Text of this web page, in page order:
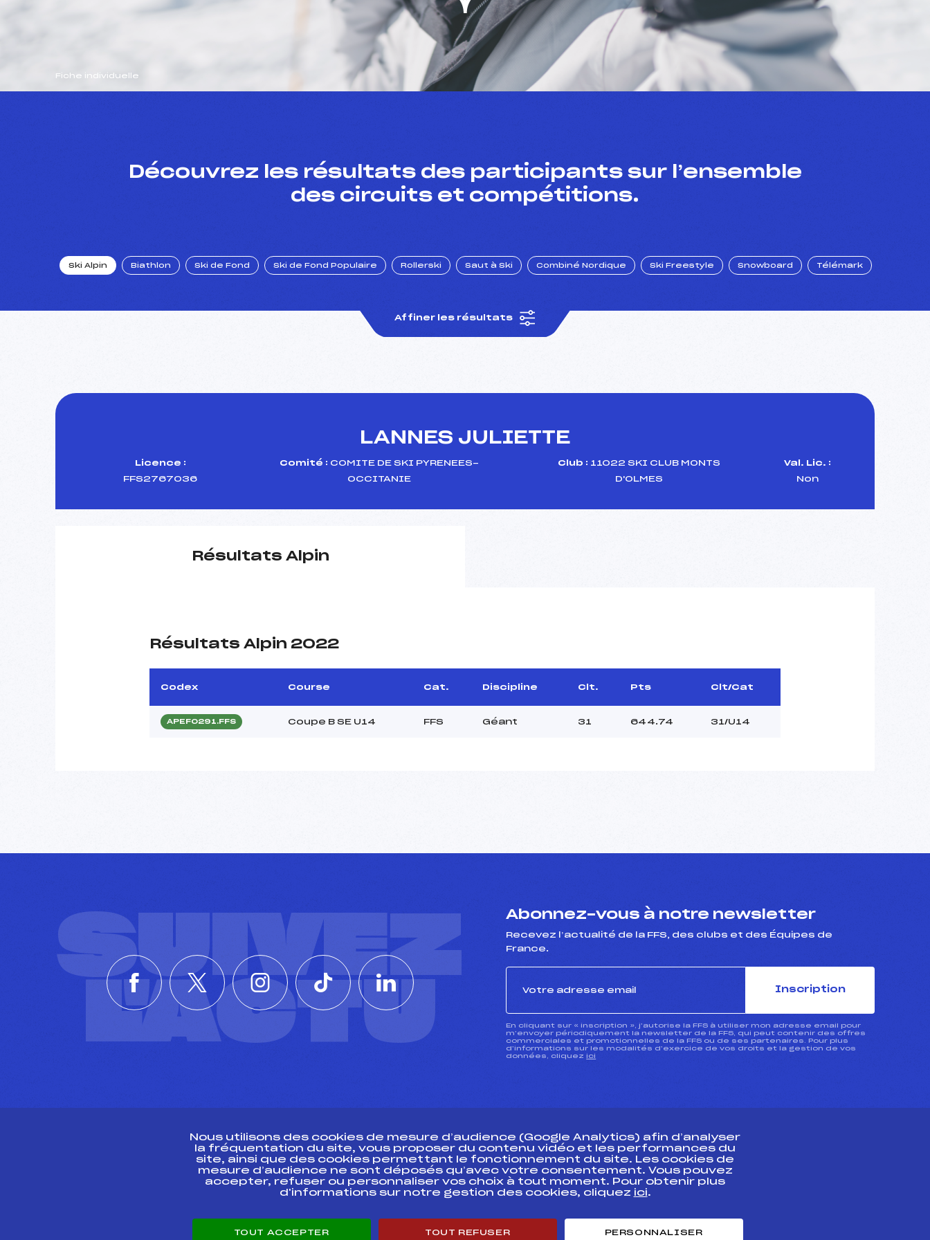
Fiche individuelle
Découvrez les résultats des participants sur l’ensemble
des circuits et compétitions.
Ski Alpin Biathlon Ski de Fond Ski de Fond Populaire Rollerski Saut à Ski Combiné Nordique Ski Freestyle Snowboard Télémark
Affiner les résultats
LANNES JULIETTE
Licence :
FFS2767036
Comité : COMITE DE SKI PYRENEES-
OCCITANIE
Club : 11022 SKI CLUB MONTS
D'OLMES
Val. Lic. :
Non
Résultats Alpin
Résultats Alpin 2022
Codex Course Cat. Discipline Clt. Pts Clt/Cat
APEF0291.FFS Coupe B SE U14 FFS Géant 31 644.74 31/U14
SUIVEZ
L'ACTU
Abonnez-vous à notre newsletter
Recevez l’actualité de la FFS, des clubs et des Équipes de
France.
Inscription
En cliquant sur « inscription », j’autorise la FFS à utiliser mon adresse email pour
m’envoyer périodiquement la newsletter de la FFS, qui peut contenir des offres
commerciales et promotionnelles de la FFS ou de ses partenaires. Pour plus
d’informations sur les modalités d’exercice de vos droits et la gestion de vos
données, cliquez ici
ESPACE PRESSE
Ressources
Pass’Neige
Projet sportif fédéral
Pôle vie de l’athlète
Enseignement professionnel
Nous utilisons des cookies de mesure d’audience (Google Analytics) afin d’analyser
la fréquentation du site, vous proposer du contenu vidéo et les performances du
site, ainsi que des cookies permettant le fonctionnement du site. Les cookies de
mesure d’audience ne sont déposés qu’avec votre consentement. Vous pouvez
accepter, refuser ou personnaliser vos choix à tout moment. Pour obtenir plus
d'informations sur notre gestion des cookies, cliquez ici.
TOUT ACCEPTER TOUT REFUSER PERSONNALISER